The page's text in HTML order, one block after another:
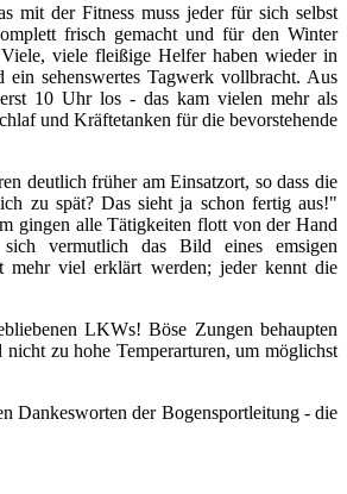
mit der Fitness muss jeder für sich selbst
frisch gemacht und für den Winter
viele fleißige Helfer haben wieder in
sehenswertes Tagwerk vollbracht. Aus
10 Uhr los - das kam vielen mehr als
und Kräftetanken für die bevorstehende
deutlich früher am Einsatzort, so dass die
zu spät? Das sieht ja schon fertig aus!"
gingen alle Tätigkeiten flott von der Hand
vermutlich das Bild eines emsigen
mehr viel erklärt werden; jeder kennt die
LKWs! Böse Zungen behaupten
zu hohe Temperarturen, um möglichst
Dankesworten der Bogensportleitung - die